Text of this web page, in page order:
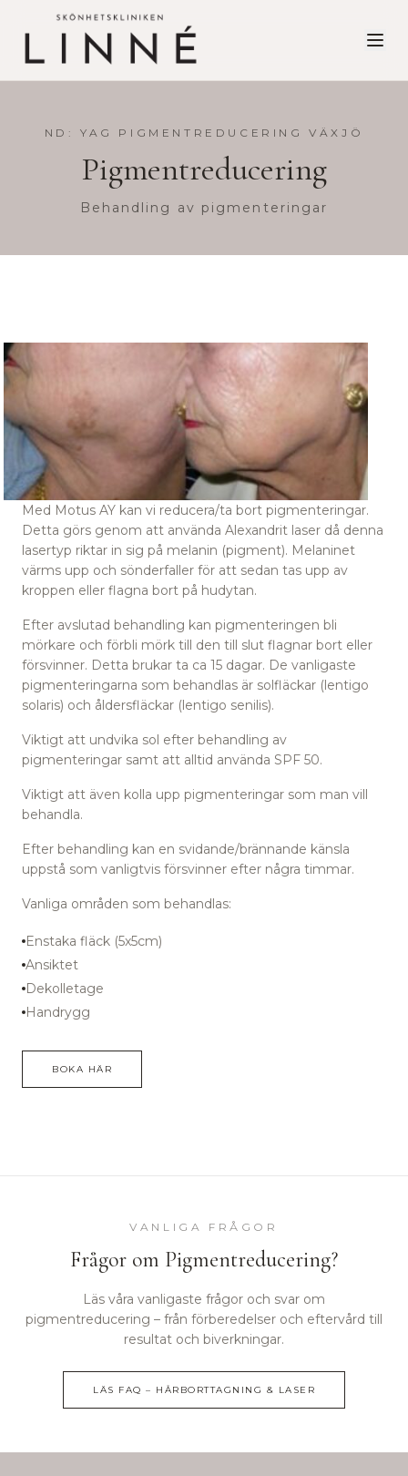
ND: YAG PIGMENTREDUCERING VÄXJÖ
Pigmentreducering
Behandling av pigmenteringar
Med Motus AY kan vi reducera/ta bort pigmenteringar.
Detta görs genom att använda Alexandrit laser då denna
lasertyp riktar in sig på melanin (pigment). Melaninet
värms upp och sönderfaller för att sedan tas upp av
kroppen eller flagna bort på hudytan.
Efter avslutad behandling kan pigmenteringen bli
mörkare och förbli mörk till den till slut flagnar bort eller
försvinner. Detta brukar ta ca 15 dagar. De vanligaste
pigmenteringarna som behandlas är solfläckar (lentigo
solaris) och åldersfläckar (lentigo senilis).
Viktigt att undvika sol efter behandling av
pigmenteringar samt att alltid använda SPF 50.
Viktigt att även kolla upp pigmenteringar som man vill
behandla.
Efter behandling kan en svidande/brännande känsla
uppstå som vanligtvis försvinner efter några timmar.
Vanliga områden som behandlas:
Enstaka fläck (5x5cm)
Ansiktet
Dekolletage
Handrygg
BOKA HÄR
VANLIGA FRÅGOR
Frågor om Pigmentreducering?
Läs våra vanligaste frågor och svar om
pigmentreducering – från förberedelser och eftervård till
resultat och biverkningar.
LÄS FAQ – HÅRBORTTAGNING & LASER